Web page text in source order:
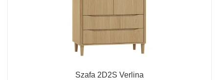
Szafa 2D2S Verlina